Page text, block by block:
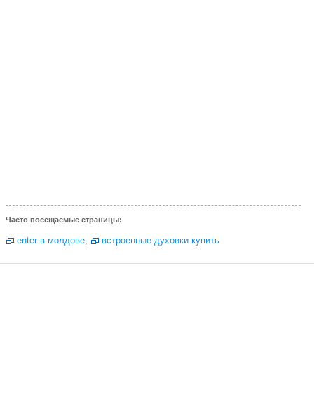
Часто посещаемые страницы:
enter в молдове, встроенные духовки купить